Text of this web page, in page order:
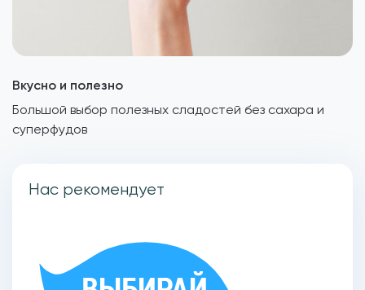
Вкусно и полезно
Большой выбор полезных сладостей без сахара и
суперфудов
Нас рекомендует